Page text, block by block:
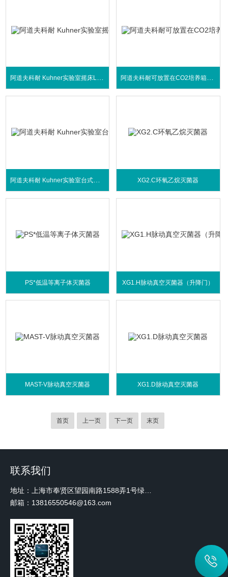
XG2.C环氧乙烷灭菌器
PS*低温等离子体灭菌器 XG1.H脉动真空灭菌器（升降门）
MAST-V脉动真空灭菌器 XG1.D脉动真空灭菌器
首页 上一页 下一页 末页
联系我们
地址：上海市奉贤区望园南路1588弄1号绿地未来中心A3 2110室
邮箱：13816550546@163.com